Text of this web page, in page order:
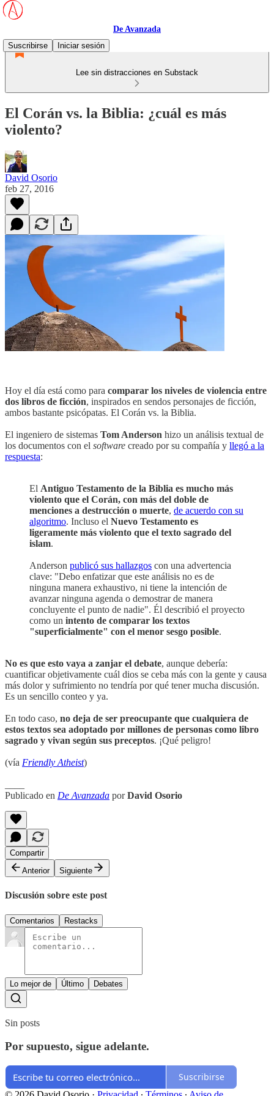
De Avanzada
Suscribirse
Iniciar sesión
Lee sin distracciones en Substack
El Corán vs. la Biblia: ¿cuál es más
violento?
David Osorio
feb 27, 2016
Hoy el día está como para comparar los niveles de violencia entre
dos libros de ficción, inspirados en sendos personajes de ficción,
ambos bastante psicópatas. El Corán vs. la Biblia.
El ingeniero de sistemas Tom Anderson hizo un análisis textual de
los documentos con el software creado por su compañía y llegó a la
respuesta:
El Antiguo Testamento de la Biblia es mucho más
violento que el Corán, con más del doble de
menciones a destrucción o muerte, de acuerdo con su
algoritmo. Incluso el Nuevo Testamento es
ligeramente más violento que el texto sagrado del
islam.
Anderson publicó sus hallazgos con una advertencia
clave: "Debo enfatizar que este análisis no es de
ninguna manera exhaustivo, ni tiene la intención de
avanzar ninguna agenda o demostrar de manera
concluyente el punto de nadie". Él describió el proyecto
como un intento de comparar los textos
"superficialmente" con el menor sesgo posible.
No es que esto vaya a zanjar el debate, aunque debería:
cuantificar objetivamente cuál dios se ceba más con la gente y causa
más dolor y sufrimiento no tendría por qué tener mucha discusión.
Es un sencillo conteo y ya.
En todo caso, no deja de ser preocupante que cualquiera de
estos textos sea adoptado por millones de personas como libro
sagrado y vivan según sus preceptos. ¡Qué peligro!
(vía Friendly Atheist)
Publicado en De Avanzada porDavid Osorio
Compartir
Anterior
Siguiente
Discusión sobre este post
Comentarios Restacks
Lo mejor de Último Debates
Sin posts
Por supuesto, sigue adelante.
Suscribirse